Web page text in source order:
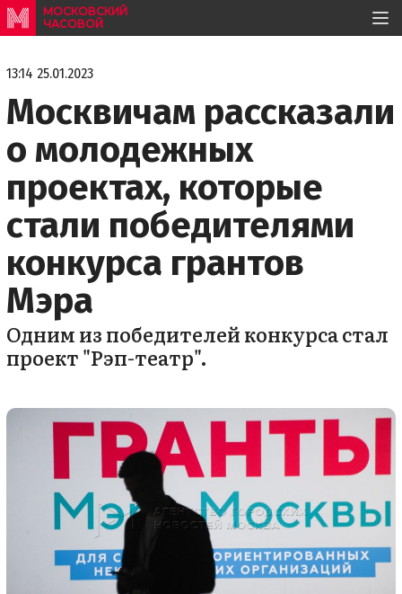
МОСКОВСКИЙ
ЧАСОВОЙ
13:14 25.01.2023
Москвичам рассказали
о молодежных
проектах, которые
стали победителями
конкурса грантов
Мэра
Одним из победителей конкурса стал
проект "Рэп-театр".